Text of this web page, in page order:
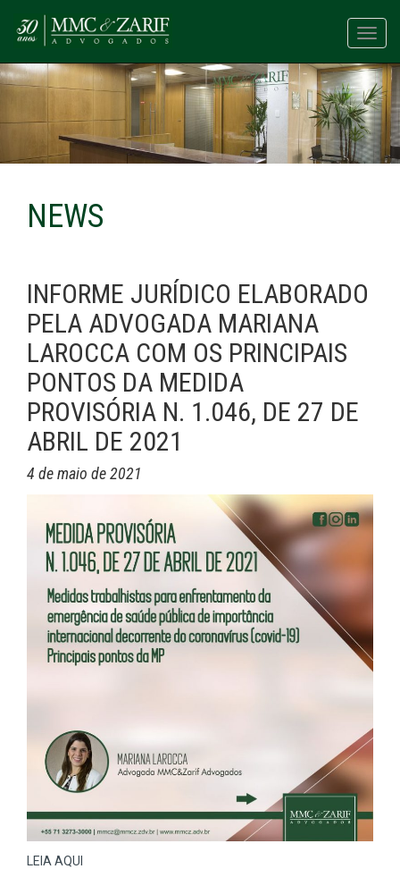
NEWS
INFORME JURÍDICO ELABORADO
PELA ADVOGADA MARIANA
LAROCCA COM OS PRINCIPAIS
PONTOS DA MEDIDA
PROVISÓRIA N. 1.046, DE 27 DE
ABRIL DE 2021
4 de maio de 2021
LEIA AQUI